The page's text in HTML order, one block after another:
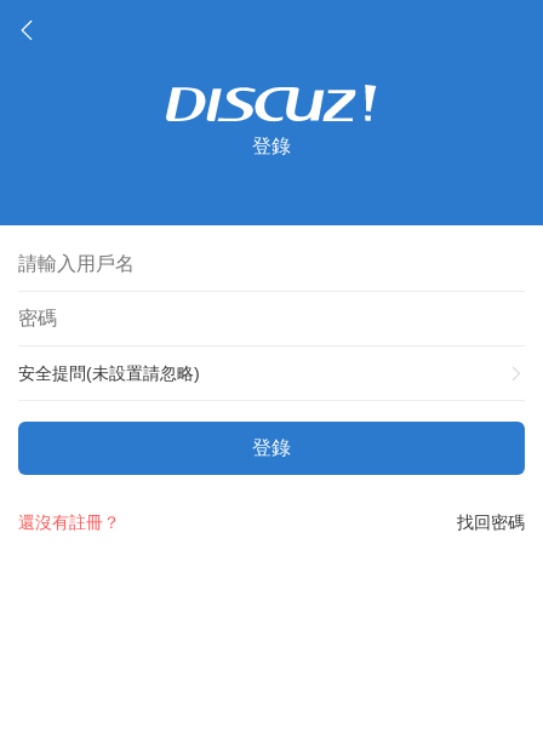
登錄
安全提問(未設置請忽略)
登錄
找回密碼
還沒有註冊？